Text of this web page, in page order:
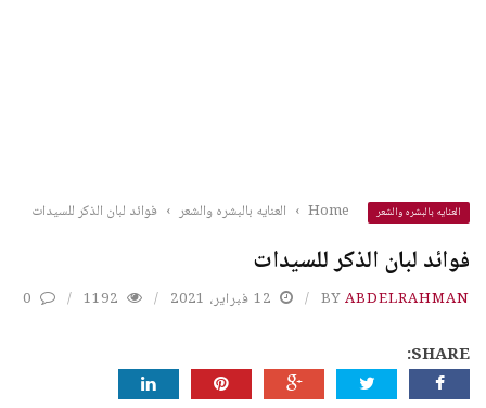
العنايه بالبشره والشعر Home
› العنايه بالبشره والشعر › فوائد لبان الذكر للسيدات
فوائد لبان الذكر للسيدات
BYABDELRAHMAN 12 فبراير، 2021 1192
0
SHARE: